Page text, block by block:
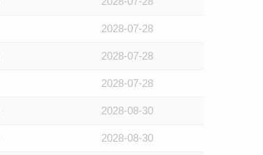
2028-07-28
2028-07-28
2028-07-28
2028-08-30
2028-08-30